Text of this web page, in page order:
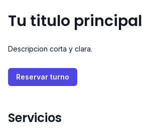
Tu titulo principal
Descripcion corta y clara.
Reservar turno
Servicios